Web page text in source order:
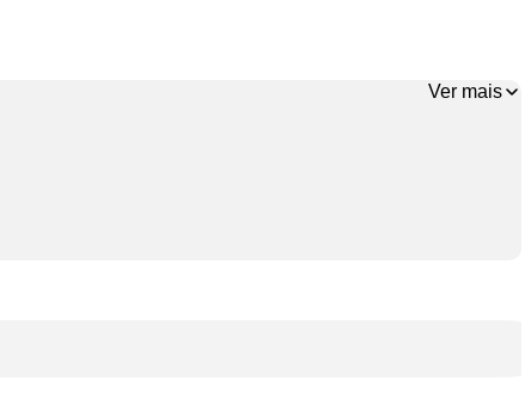
Ver mais